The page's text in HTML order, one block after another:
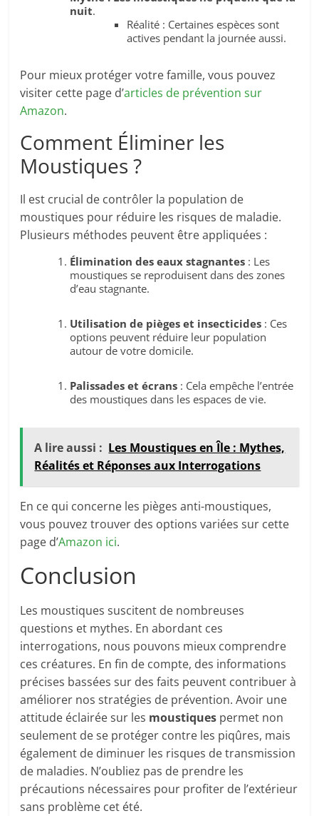
nuit.
Réalité : Certaines espèces sont
actives pendant la journée aussi.
Pour mieux protéger votre famille, vous pouvez
visiter cette page d’articles de prévention sur
Amazon.
Comment Éliminer les
Moustiques ?
Il est crucial de contrôler la population de
moustiques pour réduire les risques de maladie.
Plusieurs méthodes peuvent être appliquées :
Élimination des eaux stagnantes : Les
moustiques se reproduisent dans des zones
d’eau stagnante.
Utilisation de pièges et insecticides : Ces
options peuvent réduire leur population
autour de votre domicile.
Palissades et écrans : Cela empêche l’entrée
des moustiques dans les espaces de vie.
A lire aussi : Les Moustiques en Île : Mythes,
Réalités et Réponses aux Interrogations
En ce qui concerne les pièges anti-moustiques,
vous pouvez trouver des options variées sur cette
page d’Amazon ici.
Conclusion
Les moustiques suscitent de nombreuses
questions et mythes. En abordant ces
interrogations, nous pouvons mieux comprendre
ces créatures. En fin de compte, des informations
précises bassées sur des faits peuvent contribuer à
améliorer nos stratégies de prévention. Avoir une
attitude éclairée sur les moustiques permet non
seulement de se protéger contre les piqûres, mais
également de diminuer les risques de transmission
de maladies. N’oubliez pas de prendre les
précautions nécessaires pour profiter de l’extérieur
sans problème cet été.